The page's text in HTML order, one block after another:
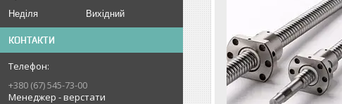
Неділя
Вихідний
КОНТАКТИ
+380 (67) 545-73-00
Менеджер - верстати